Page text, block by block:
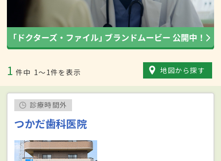
1 件中 1〜1件を表示 地図から探す
診療時間外
つかだ歯科医院